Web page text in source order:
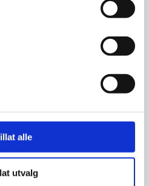
alle
utvalg
etter
grunnlaget for, for
fra til banken om det er